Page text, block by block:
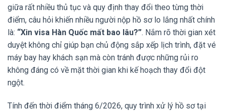
giữa rất nhiều thủ tục và quy định thay đổi theo từng thời
điểm, câu hỏi khiến nhiều người nộp hồ sơ lo lắng nhất chính
là: “Xin visa Hàn Quốc mất bao lâu?”. Nắm rõ thời gian xét
duyệt không chỉ giúp bạn chủ động sắp xếp lịch trình, đặt vé
máy bay hay khách sạn mà còn tránh được những rủi ro
không đáng có về mặt thời gian khi kế hoạch thay đổi đột
ngột.
Tính đến thời điểm tháng 6/2026, quy trình xử lý hồ sơ tại